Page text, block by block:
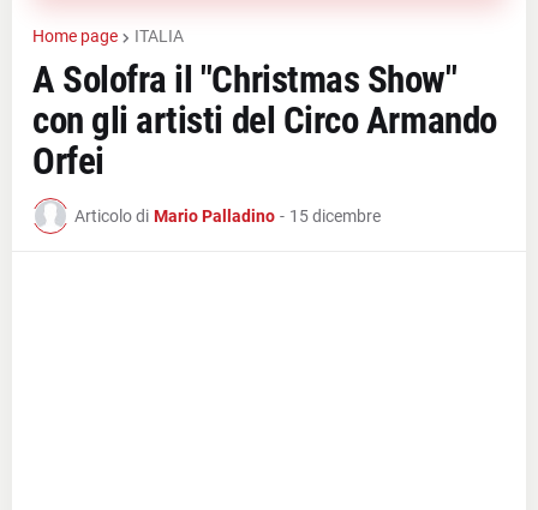
Home page ITALIA
A Solofra il "Christmas Show"
con gli artisti del Circo Armando
Orfei
Articolo di Mario Palladino - 15 dicembre